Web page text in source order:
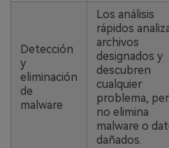
Detección
y
eliminación
de
malware
Los análisis
rápidos
archivos
designados y
descubren
cualquier
problema,
no elimina
malware o
dañados.